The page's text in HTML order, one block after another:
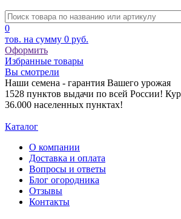
0
тов. на сумму 0 руб.
Оформить
Избранные товары
Вы смотрели
Наши семена - гарантия Вашего урожая
1528 пунктов выдачи по всей России!
36.000 населенных пунктах!
Каталог
О компании
Доставка и оплата
Вопросы и ответы
Блог огородника
Отзывы
Контакты